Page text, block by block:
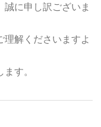
に申し訳ございま
解くださいますよ
す。